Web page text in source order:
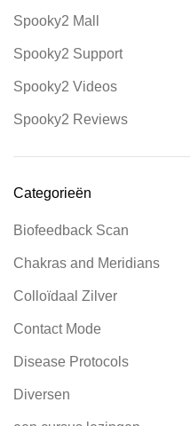
Spooky2 Mall
Spooky2 Support
Spooky2 Videos
Spooky2 Reviews
Categorieën
Biofeedback Scan
Chakras and Meridians
Colloïdaal Zilver
Contact Mode
Disease Protocols
Diversen